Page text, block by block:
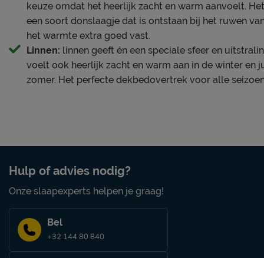
keuze omdat het heerlijk zacht en warm aanvoelt.
een soort donslaagje dat is ontstaan bij het ruwen
het warmte extra goed vast.
Linnen: linnen geeft én een speciale sfeer en
voelt ook heerlijk zacht en warm aan in de winter en
zomer. Het perfecte dekbedovertrek voor alle
Hulp of advies nodig?
Onze slaapexperts helpen je graag!
Bel
+32 144 80 840